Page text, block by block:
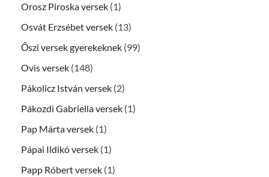
Orosz Piroska versek (1)
Osvát Erzsébet versek (13)
Őszi versek gyerekeknek (99)
Ovis versek (148)
Pákolicz István versek (2)
Pákozdi Gabriella versek (1)
Pap Márta versek (1)
Pápai Ildikó versek (1)
Papp Róbert versek (1)